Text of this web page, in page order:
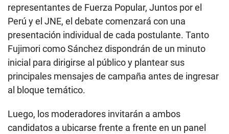
representantes de Fuerza Popular, Juntos por el
Perú y el JNE, el debate comenzará con una
presentación individual de cada postulante. Tanto
Fujimori como Sánchez dispondrán de un minuto
inicial para dirigirse al público y plantear sus
principales mensajes de campaña antes de ingresar
al bloque temático.
Luego, los moderadores invitarán a ambos
candidatos a ubicarse frente a frente en un panel